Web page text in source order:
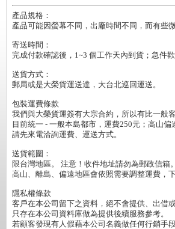
產品規格：
產品可能因螢幕不同，出廠時間不同，而有些
寄送時間：
完成付款確認後，1~3 個工作天內到貨；急件
送貨方式：
郵局或是大榮貨運送達，大台北巡回運送。
包裝運費條款
我們與大榮貨運簽有大宗合約，所以有比一般
目前統一 - 一般本島都市，運費250元；高山偏
請先來電洽詢運費、運送方式。
送貨範圍：
限台灣地區。 注意！收件地址請勿為郵政信箱。
高山、離島、偏遠地區會依照需要調整運費，
隱私權條款
客戶在本公司留下之資料，絕不會提供、出借
只存在本公司資料庫做為提供後續服務參考。
若顧客發現有人假藉本公司名義做任何行銷手